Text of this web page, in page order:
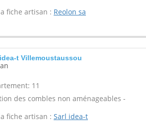
fiche artisan : Reolon sa
t Villemoustaussou
11
des combles non aménageables -
fiche artisan : Sarl idea-t